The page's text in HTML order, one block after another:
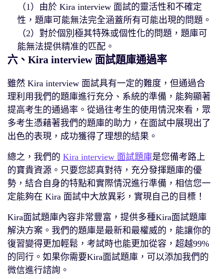
（1）由於 Kira interview 面試的靈活性和不確定
性，題庫可能無法完全涵蓋所有可能出現的問題。
（2）對於個別極其特殊或個性化的問題，題庫可
能無法提供精准的匹配。
六、Kira interview 面試題庫通過率
雖然 Kira interview 面試具有一定的難度，但通過合
理利用我們的題庫進行充分、系統的準備，能夠顯著
提高考生的通過率。從過往考生的使用情況來看，眾
多考生憑藉著我們的題庫的助力，在面試中展現出了
出色的表現，成功獲得了理想的結果。
總之，我們的 Kira interview 面試題庫是您備考路上
的寶貴資源。只要您認真對待，充分發揮題庫的優
勢，結合自身的特點和實際情況進行準備，相信您一
定能夠在 Kira 面試中大放異彩，實現自己的目標！
Kira面試題庫內容非常豐富，提供多種Kira面試題庫
解決方案。我們的題庫是最新和最權威的，能讓你的
復習變得更加輕鬆，考試時也能更加從容，超越99%
的同行。如果你需要Kira面試題庫，可以添加我們的
微信進行諮詢。